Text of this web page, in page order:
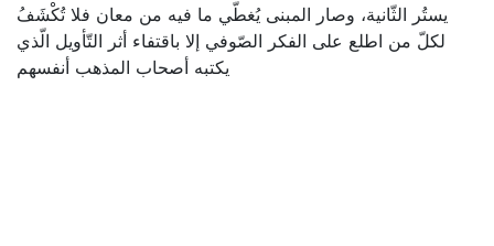
يستُر الثّانية، وصار المبنى يُغطّي ما فيه من معان فلا تُكْشَفُ
لكلّ من اطلع على الفكر الصّوفي إلا باقتفاء أثر التّأويل الّذي
يكتبه أصحاب المذهب أنفسهم